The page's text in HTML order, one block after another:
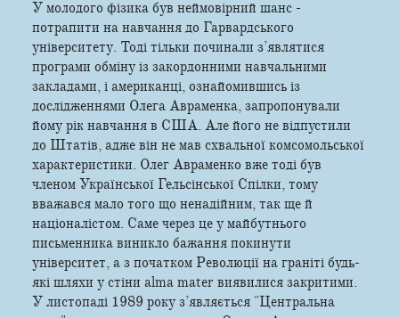
У молодого фізика був неймовірний шанс -
потрапити на навчання до Гарвардського
університету. Тоді тільки починали з’являтися
програми обміну із закордонними навчальними
закладами, і американці, ознайомившись із
дослідженнями Олега Авраменка, запропонували
йому рік навчання в США. Але його не відпустили
до Штатів, адже він не мав схвальної комсомольської
характеристики. Олег Авраменко вже тоді був
членом Української Гельсінської Спілки, тому
вважався мало того що ненадійним, так ще й
націоналістом. Саме через це у майбутнього
письменника виникло бажання покинути
університет, а з початком Революції на граніті будь-
які шляхи у стіни alma mater виявилися закритими.
У листопаді 1989 року з’являється "Центральна